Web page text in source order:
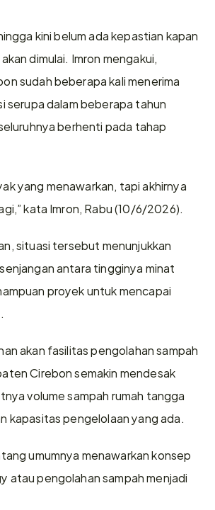
kini belum ada kepastian kapan
dimulai. Imron mengakui,
sudah beberapa kali menerima
serupa dalam beberapa tahun
berhenti pada tahap
yang menawarkan, tapi akhirnya
kata Imron, Rabu (10/6/2026).
situasi tersebut menunjukkan
antara tingginya minat
proyek untuk mencapai
akan fasilitas pengolahan sampah
Cirebon semakin mendesak
volume sampah rumah tangga
kapasitas pengelolaan yang ada.
umumnya menawarkan konsep
pengolahan sampah menjadi